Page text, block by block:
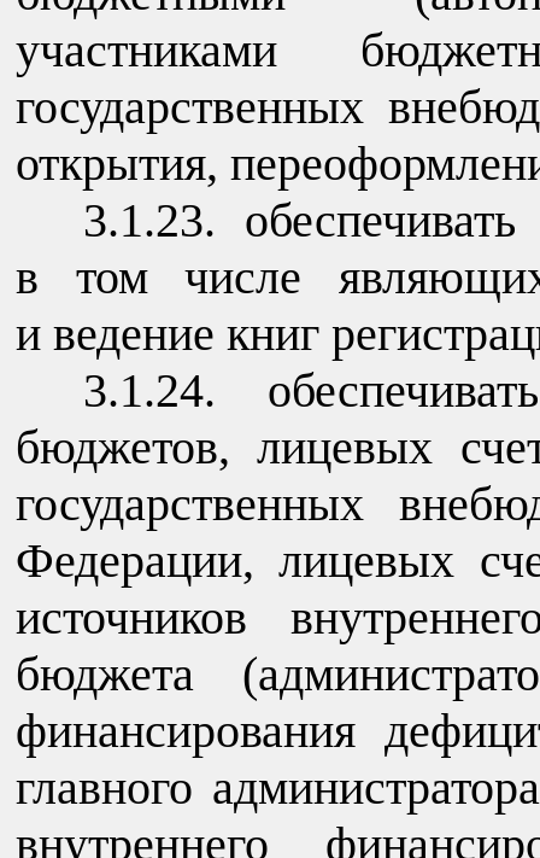
участниками
государственных
открытия,
3.1.23.
в том числе
и ведение книг
3.1.24.
бюджетов, лицевых
государственных
Федерации, лицевых
источников
бюджета
финансирования
главного
внутреннего